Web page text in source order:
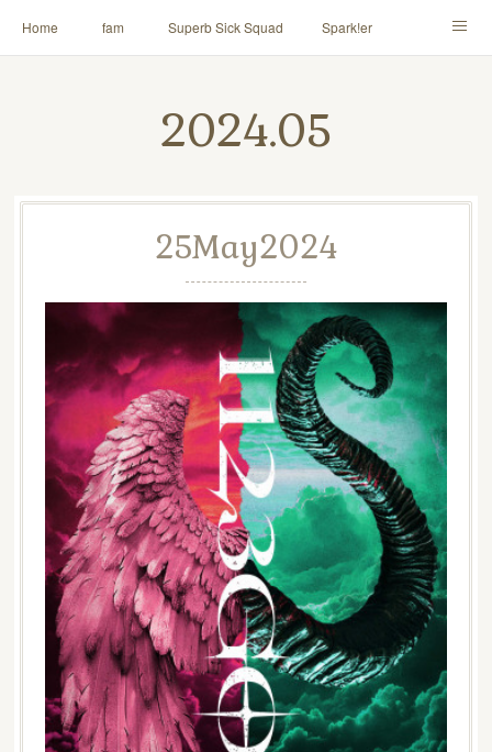
Home fam Superb Sick Squad Spark!er
TOMITA⭐️HAHAHA 喫茶デス。
「バカサワギ-High-」「ハッピ⇒ギャルマインド」
2024.05
25May2024